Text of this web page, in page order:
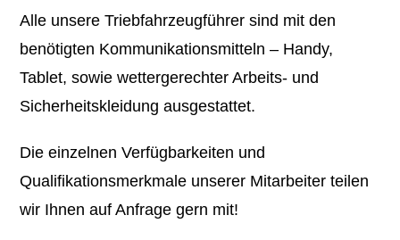
Alle unsere Triebfahrzeugführer sind mit den
benötigten Kommunikationsmitteln – Handy,
Tablet, sowie wettergerechter Arbeits- und
Sicherheitskleidung ausgestattet.
Die einzelnen Verfügbarkeiten und
Qualifikationsmerkmale unserer Mitarbeiter teilen
wir Ihnen auf Anfrage gern mit!